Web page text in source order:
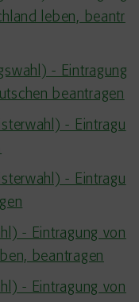
leben, beantr
- Eintragung
beantragen
- Eintragu
- Eintragu
- Eintragung von
beantragen
- Eintragung von